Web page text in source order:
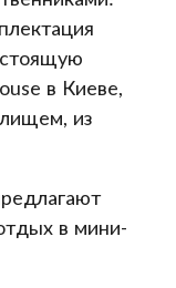
в Киеве,
из
в мини-